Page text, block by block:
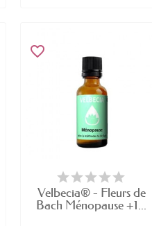
favorite_border
Velbecia® - Fleurs de
Bach Ménopause +1...